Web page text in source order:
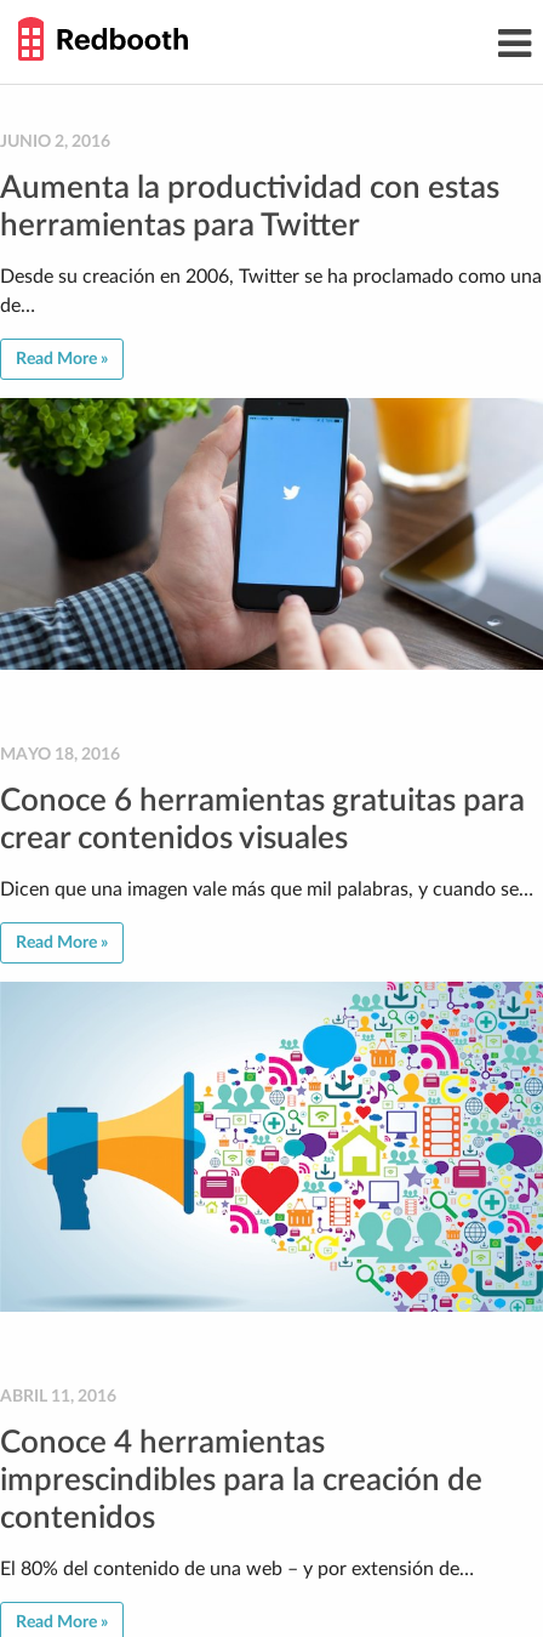
content
GUIDE
JUNIO 2, 2016
Aumenta la productividad con estas
herramientas para Twitter
Desde su creación en 2006, Twitter se ha proclamado como una
de…
Read More »
MAYO 18, 2016
Conoce 6 herramientas gratuitas para
crear contenidos visuales
Dicen que una imagen vale más que mil palabras, y cuando se…
Read More »
ABRIL 11, 2016
Conoce 4 herramientas
imprescindibles para la creación de
contenidos
El 80% del contenido de una web – y por extensión de…
Read More »